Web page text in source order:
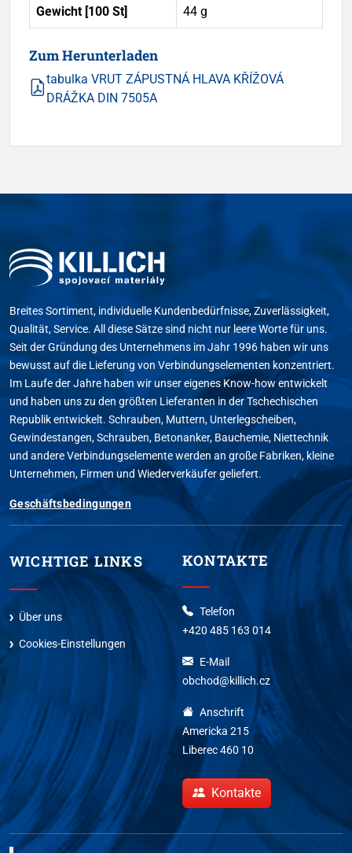
Gewicht [100 St] 44 g
Zum Herunterladen
tabulka VRUT ZÁPUSTNÁ HLAVA KŘÍŽOVÁ
DRÁŽKA DIN 7505A
Breites Sortiment, individuelle Kundenbedürfnisse, Zuverlässigkeit,
Qualität, Service. All diese Sätze sind nicht nur leere Worte für uns.
Seit der Gründung des Unternehmens im Jahr 1996 haben wir uns
bewusst auf die Lieferung von Verbindungselementen konzentriert.
Im Laufe der Jahre haben wir unser eigenes Know-how entwickelt
und haben uns zu den größten Lieferanten in der Tschechischen
Republik entwickelt. Schrauben, Muttern, Unterlegscheiben,
Gewindestangen, Schrauben, Betonanker, Bauchemie, Niettechnik
und andere Verbindungselemente werden an große Fabriken, kleine
Unternehmen, Firmen und Wiederverkäufer geliefert.
Geschäftsbedingungen
WICHTIGE LINKS
Über uns
Cookies-Einstellungen
KONTAKTE
Telefon
+420 485 163 014
E-Mail
obchod@killich.cz
Anschrift
Americka 215
Liberec 460 10
Kontakte